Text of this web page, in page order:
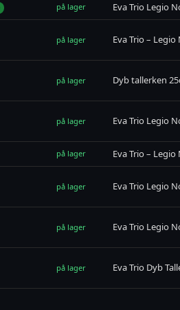
på lager Eva Trio Legio
på lager Eva Trio –
på lager Dyb tallerken
på lager Eva Trio Legio
på lager Eva Trio –
på lager Eva Trio Legio
på lager Eva Trio Legio
på lager Eva Trio Dyb